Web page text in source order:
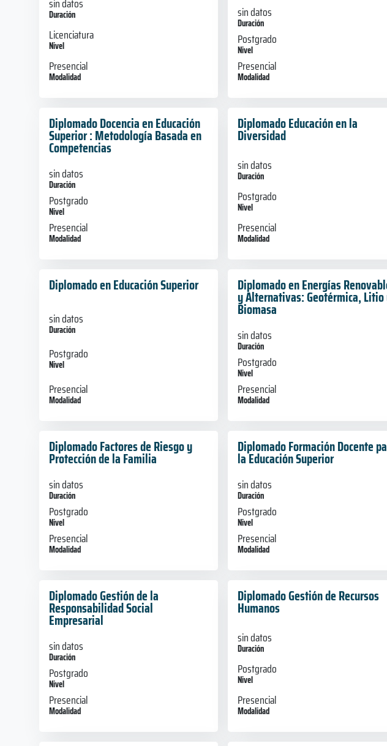
sin datos
Duración
Licenciatura
Nivel
Presencial
Modalidad
sin datos
Duración
Postgrado
Nivel
Presencial
Modalidad
Diplomado Docencia en Educación
Superior : Metodología Basada en
Competencias
sin datos
Duración
Postgrado
Nivel
Presencial
Modalidad
Diplomado Educación en la
Diversidad
sin datos
Duración
Postgrado
Nivel
Presencial
Modalidad
Diplomado en Educación Superior
sin datos
Duración
Postgrado
Nivel
Presencial
Modalidad
Diplomado en Energías
y Alternativas: Geotérmica,
Biomasa
sin datos
Duración
Postgrado
Nivel
Presencial
Modalidad
Diplomado Factores de Riesgo y
Protección de la Familia
sin datos
Duración
Postgrado
Nivel
Presencial
Modalidad
Diplomado Formación Docente
la Educación Superior
sin datos
Duración
Postgrado
Nivel
Presencial
Modalidad
Diplomado Gestión de la
Responsabilidad Social
Empresarial
sin datos
Duración
Postgrado
Nivel
Presencial
Modalidad
Diplomado Gestión de Recursos
Humanos
sin datos
Duración
Postgrado
Nivel
Presencial
Modalidad